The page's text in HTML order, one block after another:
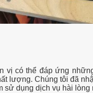
có thể đáp ứng
lượng. Chúng tôi đã
sử dụng dịch vụ hài lòng